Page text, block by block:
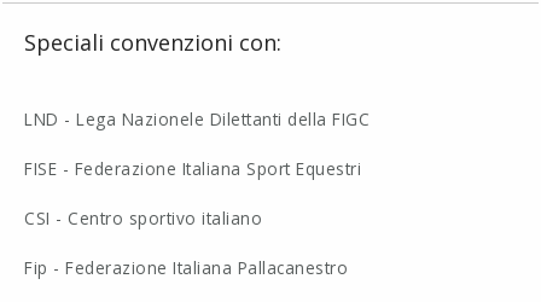
Speciali convenzioni con:
LND - Lega Nazionele Dilettanti della FIGC
FISE - Federazione Italiana Sport Equestri
CSI - Centro sportivo italiano
Fip - Federazione Italiana Pallacanestro